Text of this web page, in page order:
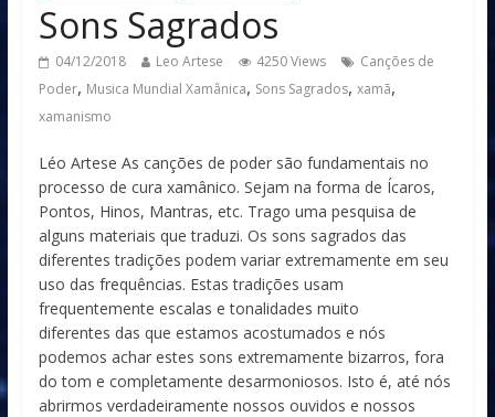
Sons Sagrados
04/12/2018 Leo Artese 4250 Views
Canções de
Poder, Musica Mundial Xamânica, Sons Sagrados, xamã,
xamanismo
Léo Artese As canções de poder são fundamentais no
processo de cura xamânico. Sejam na forma de Ícaros,
Pontos, Hinos, Mantras, etc. Trago uma pesquisa de
alguns materiais que traduzi. Os sons sagrados das
diferentes tradições podem variar extremamente em seu
uso das frequências. Estas tradições usam
frequentemente escalas e tonalidades muito
diferentes das que estamos acostumados e nós
podemos achar estes sons extremamente bizarros, fora
do tom e completamente desarmoniosos. Isto é, até nós
abrirmos verdadeiramente nossos ouvidos e nossos